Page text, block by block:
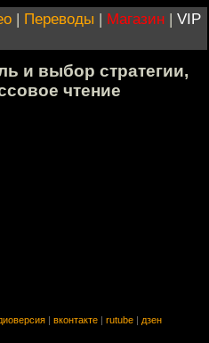
| Переводы | Магазин | VIP
и выбор стратегии,
чтение
вконтакте rutube дзен